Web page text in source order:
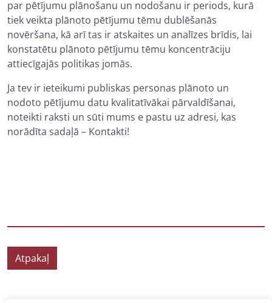
par pētījumu plānošanu un nodošanu ir periods, kurā
tiek veikta plānoto pētījumu tēmu dublēšanās
novēršana, kā arī tas ir atskaites un analīzes brīdis, lai
konstatētu plānoto pētījumu tēmu koncentrāciju
attiecīgajās politikas jomās.
Ja tev ir ieteikumi publiskas personas plānoto un
nodoto pētījumu datu kvalitatīvākai pārvaldīšanai,
noteikti raksti un sūti mums e pastu uz adresi, kas
norādīta sadaļā – Kontakti!
Atpakaļ